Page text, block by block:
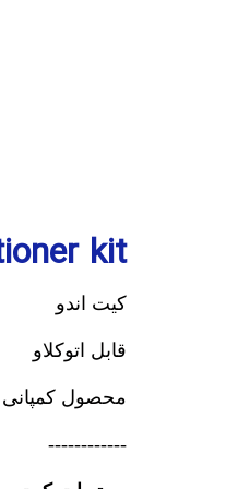
kit
کیت اندو
قابل اتوکلاو
محصول کمپانی flow dental امریکا
------------